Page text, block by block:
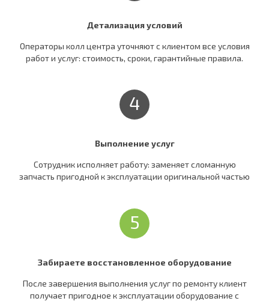
Детализация условий
Операторы колл центра уточняют c клиентом все условия
работ и услуг: стоимость, сроки, гарантийные правила.
4
Выполнение услуг
Сотрудник исполняет работу: заменяет сломанную
запчасть пригодной к эксплуатации оригинальной частью
5
Забираете восстановленное оборудование
После завершения выполнения услуг по ремонту клиент
получает пригодное к эксплуатации оборудование c